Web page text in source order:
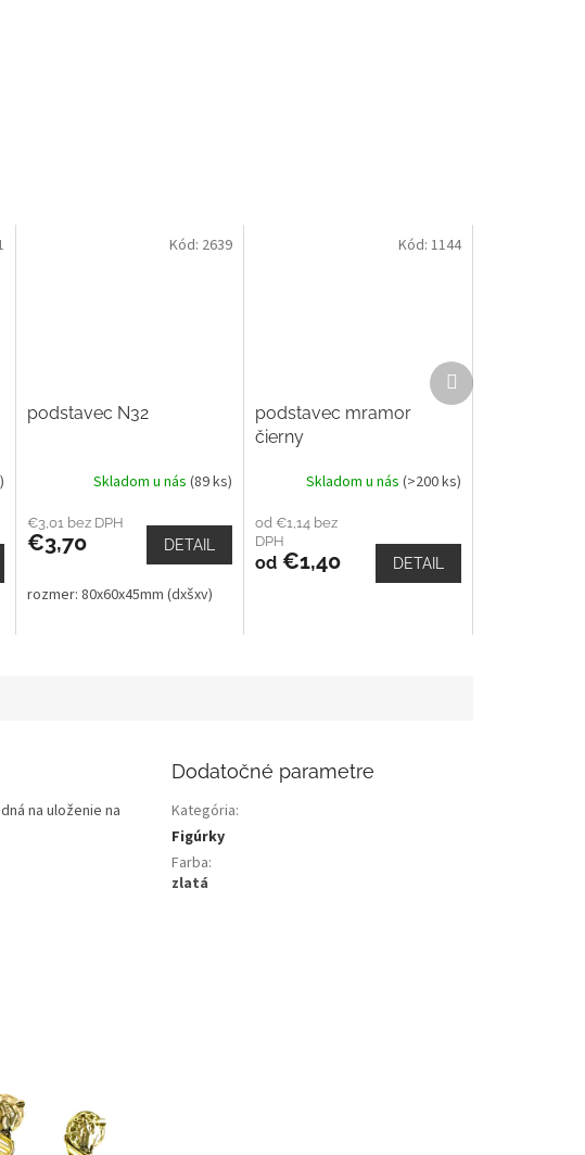
podstavec N32
Skladom u nás(89 ks)
€3,01 bez DPH
€3,70 DETAIL
rozmer: 80x60x45mm (dxšxv)
Kód: 2639
podstavec mramor
čierny
Skladom u nás (>200 ks)
od €1,14 bez
DPH
od €1,40 DETAIL
Kód: 1144
Ďalší
produkt
na uloženie na
Dodatočné parametre
Kategória:
Figúrky
Farba:
zlatá